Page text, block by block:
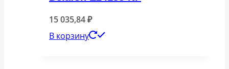
15 035,84₽
В корзину